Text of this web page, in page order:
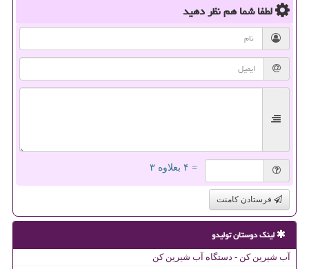
لطفا شما همنظر دهید
= ۴ بعلاوه ۳
فرستادن کامنت
لینک دوستان تولیدو
آب شیرین کن - دستگاه آب شیرین کن